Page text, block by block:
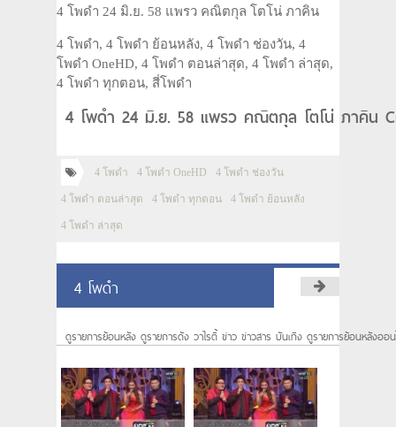
4 โพดำ 24 มิ.ย. 58 แพรว คณิตกุล โตโน่ ภาคิน
4 โพดำ, 4 โพดำ ย้อนหลัง, 4 โพดำ ช่องวัน, 4
โพดำ OneHD, 4 โพดำ ตอนล่าสุด, 4 โพดำ ล่าสุด,
4 โพดำ ทุกตอน, สี่โพดำ
4 โพดำ 24 มิ.ย. 58 แพรว คณิตกุล โตโน่ ภาคิน
4 โพดำ 4 โพดำ OneHD 4 โพดำ ช่องวัน
4 โพดำ ตอนล่าสุด 4 โพดำ ทุกตอน 4 โพดำ ย้อนหลัง
4 โพดำ ล่าสุด
4 โพดำ
ดูรายการย้อนหลัง ดูรายการดัง วาไรตี้ ข่าว ข่าวสาร บันเทิง ดูรายการย้อนหลังออ